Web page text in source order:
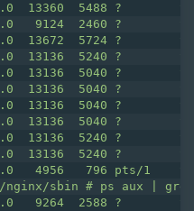
13360  5488 ?        S
9124  2460 ?        S
13672  5724 ?        S
13136  5240 ?        S
13136  5040 ?        S
13136  5040 ?        S
13136  5040 ?        S
13136  5040 ?        S
13136  5240 ?        S
13136  5240 ?        S
4956   796 pts/1
sbin # ps aux |
9264  2588 ?        S